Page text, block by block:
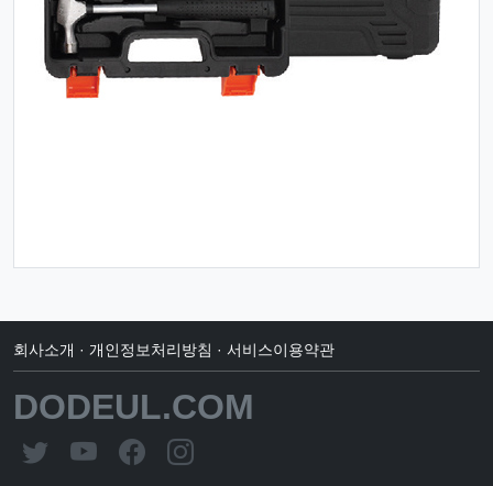
회사소개 · 개인정보처리방침 · 서비스이용약관
DODEUL.COM